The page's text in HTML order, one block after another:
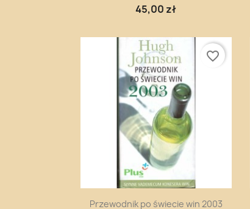
45,00 zł
Szybki podgląd
Przewodnik po świecie win 2003
favorite_border